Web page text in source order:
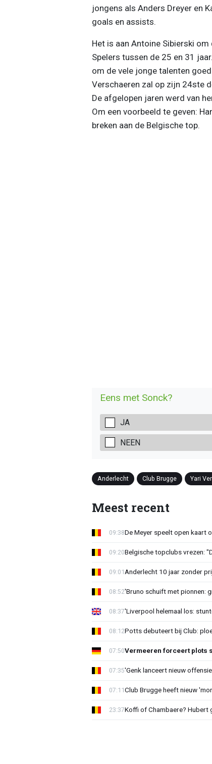
jongens als Anders Dreyer en
goals en assists.
Het is aan Antoine Sibierski
Spelers tussen de 25 en 31
om de vele jonge talenten
Verschaeren zal op zijn 24ste
De afgelopen jaren werd van
Om een voorbeeld te geven:
breken aan de Belgische top.
Eens met Sonck?
JA
NEEN
Anderlecht Club Brugge Yari
Meest recent
De Meyer speelt open kaart
09:38
Belgische topclubs vrezen:
09:20
Anderlecht 10 jaar zonder
09:01
'Bruno schuift met pionnen:
08:52
'Liverpool helemaal los:
08:37
Potts debuteert bij Club:
08:12
Vermeeren forceert plots
07:50
'Genk lanceert nieuw
07:35
Club Brugge heeft nieuw
07:11
Koffi of Chambaere? Hubert
23:37